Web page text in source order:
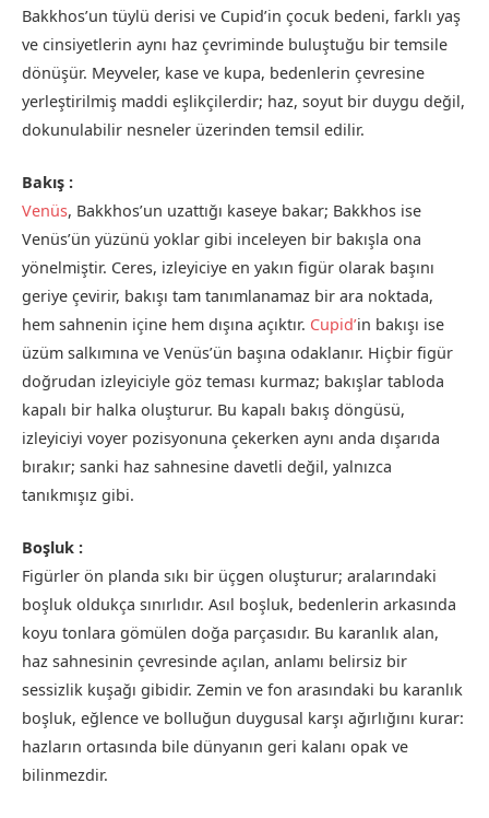
Bakkhos’un tüylü derisi ve Cupid’in çocuk bedeni, farklı yaş
ve cinsiyetlerin aynı haz çevriminde buluştuğu bir temsile
dönüşür. Meyveler, kase ve kupa, bedenlerin çevresine
yerleştirilmiş maddi eşlikçilerdir; haz, soyut bir duygu değil,
dokunulabilir nesneler üzerinden temsil edilir.
Bakış :
Venüs, Bakkhos’un uzattığı kaseye bakar; Bakkhos ise
Venüs’ün yüzünü yoklar gibi inceleyen bir bakışla ona
yönelmiştir. Ceres, izleyiciye en yakın figür olarak başını
geriye çevirir, bakışı tam tanımlanamaz bir ara noktada,
hem sahnenin içine hem dışına açıktır. Cupid’in bakışı ise
üzüm salkımına ve Venüs’ün başına odaklanır. Hiçbir figür
doğrudan izleyiciyle göz teması kurmaz; bakışlar tabloda
kapalı bir halka oluşturur. Bu kapalı bakış döngüsü,
izleyiciyi voyer pozisyonuna çekerken aynı anda dışarıda
bırakır; sanki haz sahnesine davetli değil, yalnızca
tanıkmışız gibi.
Boşluk :
Figürler ön planda sıkı bir üçgen oluşturur; aralarındaki
boşluk oldukça sınırlıdır. Asıl boşluk, bedenlerin arkasında
koyu tonlara gömülen doğa parçasıdır. Bu karanlık alan,
haz sahnesinin çevresinde açılan, anlamı belirsiz bir
sessizlik kuşağı gibidir. Zemin ve fon arasındaki bu karanlık
boşluk, eğlence ve bolluğun duygusal karşı ağırlığını kurar:
hazların ortasında bile dünyanın geri kalanı opak ve
bilinmezdir.